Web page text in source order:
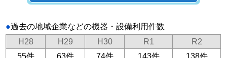
●過去の地域企業などの機器・設備利用件数
H28
H29 H30 R1
R2